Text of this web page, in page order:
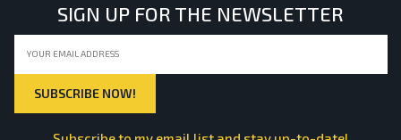
SIGN UP FOR THE NEWSLETTER